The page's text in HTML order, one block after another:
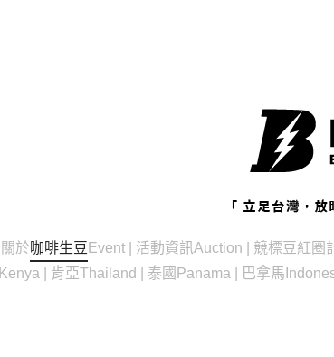
關於咖啡生豆 Event | 活動資訊Auction | 競標豆 紅圈
Kenya | 肯亞Thailand | 泰國 Panama | 巴拿馬